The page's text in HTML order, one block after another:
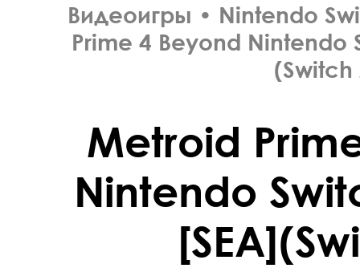
Видеоигры • Nintendo
Prime 4 Beyond Nintendo
(Switch
Metroid
Nintendo